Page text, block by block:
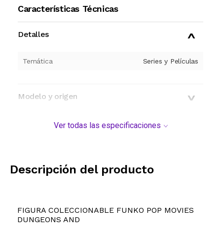
Características Técnicas
Detalles
Temática Series y Películas
Modelo y origen
Ver todas las especificaciones
Descripción del producto
FIGURA COLECCIONABLE FUNKO POP MOVIES
DUNGEONS AND